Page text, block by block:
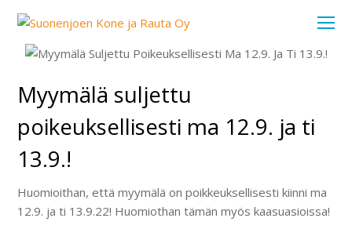
Myymälä suljettu
poikeuksellisesti ma 12.9. ja ti
13.9.!
Huomioithan, että myymälä on poikkeuksellisesti kiinni ma
12.9. ja ti 13.9.22! Huomiothan tämän myös kaasuasioissa!